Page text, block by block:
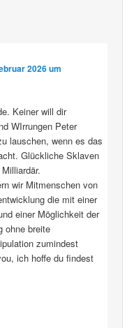
2026 um
Keiner will dir
WIrrungen Peter
lauschen, wenn es das
Glückliche Sklaven
wir Mitmenschen von
die mit einer
einer Möglichkeit der
ohne breite
zumindest
ich hoffe du findest